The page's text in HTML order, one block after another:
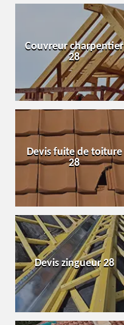
Couvreur charpentier
28
Devis fuite de toiture
28
Devis zingueur 28